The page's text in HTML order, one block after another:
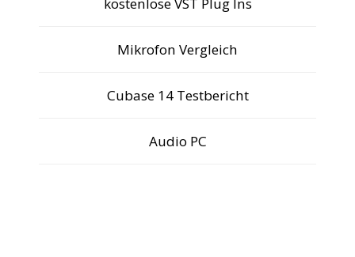
kostenlose VST Plug Ins
Mikrofon Vergleich
Cubase 14 Testbericht
Audio PC